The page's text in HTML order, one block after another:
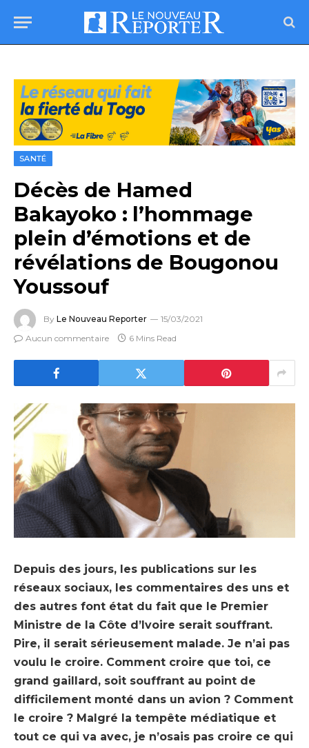
SANTÉ
Décès de Hamed
Bakayoko : l’hommage
plein d’émotions et de
révélations de Bougonou
Youssouf
By Le Nouveau Reporter
15/03/2021
Aucun commentaire
6 Mins Read
Depuis des jours, les publications sur les
réseaux sociaux, les commentaires des uns et
des autres font état du fait que le Premier
Ministre de la Côte d’Ivoire serait souffrant.
Pire, il serait sérieusement malade. Je n’ai pas
voulu le croire. Comment croire que toi, ce
grand gaillard, soit souffrant au point de
difficilement monté dans un avion ? Comment
le croire ? Malgré la tempête médiatique et
tout ce qui va avec, je n’osais pas croire ce qui